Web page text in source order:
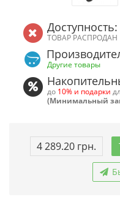
ТОВАР РАСПРОДАН
Другие товары
до 10% и подарки
(Минимальный
4 289.20 грн.